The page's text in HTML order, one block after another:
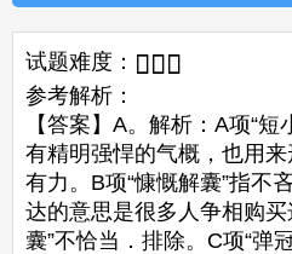
试题难度：   
参考解析：
【答案】A。解析：A项“
有精明强悍的气概，也用
有力。B项“慷慨解囊”指不
达的意思是很多人争相购
囊”不恰当．排除。C项“弹